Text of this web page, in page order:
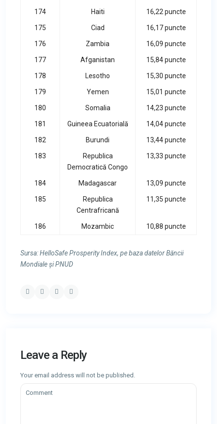
174 Haiti 16,22 puncte
175 Ciad 16,17 puncte
176 Zambia 16,09 puncte
177 Afganistan 15,84 puncte
178 Lesotho 15,30 puncte
179 Yemen 15,01 puncte
180 Somalia 14,23 puncte
181 Guineea Ecuatorială 14,04 puncte
182 Burundi 13,44 puncte
183
Republica
Democratică Congo
13,33 puncte
184 Madagascar 13,09 puncte
185
Republica
Centrafricană
11,35 puncte
186 Mozambic 10,88 puncte
Sursa: HelloSafe Prosperity Index, pe baza datelor Băncii
Mondiale și PNUD
Leave a Reply
Your email address will not be published.